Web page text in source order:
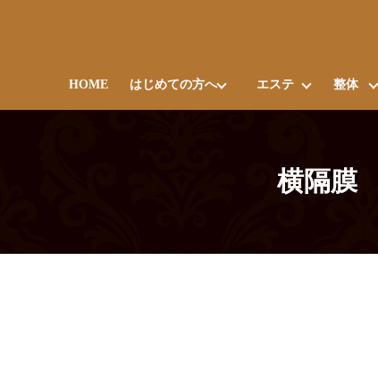
HOME はじめての方へ エステ 整体
横隔膜